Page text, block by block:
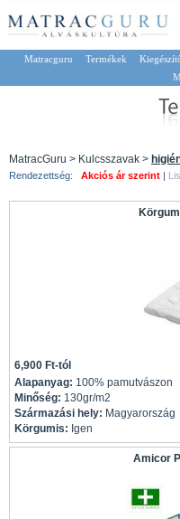
Matracguru Termékek
MatracGuru > Kulcsszavak >
Rendezettség: Akciós ár szerint |
6,900 Ft-tól
Alapanyag: 100% pamutvászon
Minőség: 130gr/m2
Származási hely: Magyarország
Körgumis: Igen
Amicor